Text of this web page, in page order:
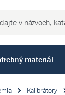
materiál
Kalibrátory